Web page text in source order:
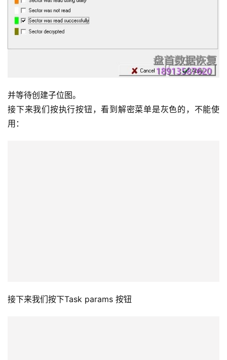
并等待创建子位图。
接下来我们按执行按钮，看到解密菜单是灰色的，不能使
用：
接下来我们按下Task params 按钮